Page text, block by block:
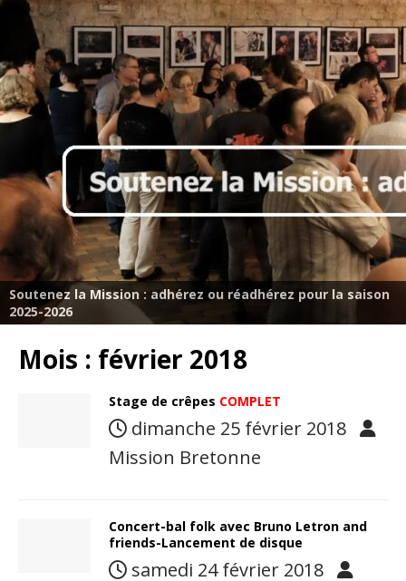
Soutenez la Mission : adhérez ou réadhérez pour la saison
2025-2026
Mois : février 2018
Stage de crêpes COMPLET
dimanche 25 février 2018
Mission Bretonne
Concert-bal folk avec Bruno Letron and
friends-Lancement de disque
samedi 24 février 2018